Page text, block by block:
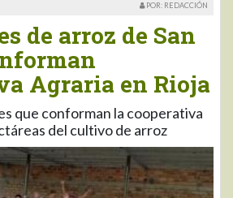
POR: REDACCIÓN
de arroz de San
Agraria en Rioja
que conforman la cooperativa
del cultivo de arroz